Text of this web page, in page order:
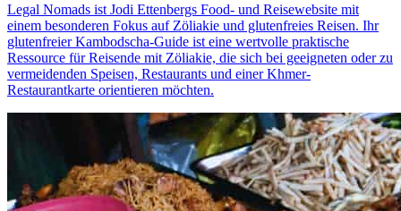
Legal Nomads ist Jodi Ettenbergs Food- und Reisewebsite mit
einem besonderen Fokus auf Zöliakie und glutenfreies Reisen. Ihr
glutenfreier Kambodscha-Guide ist eine wertvolle praktische
Ressource für Reisende mit Zöliakie, die sich bei geeigneten oder zu
vermeidenden Speisen, Restaurants und einer Khmer-
Restaurantkarte orientieren möchten.